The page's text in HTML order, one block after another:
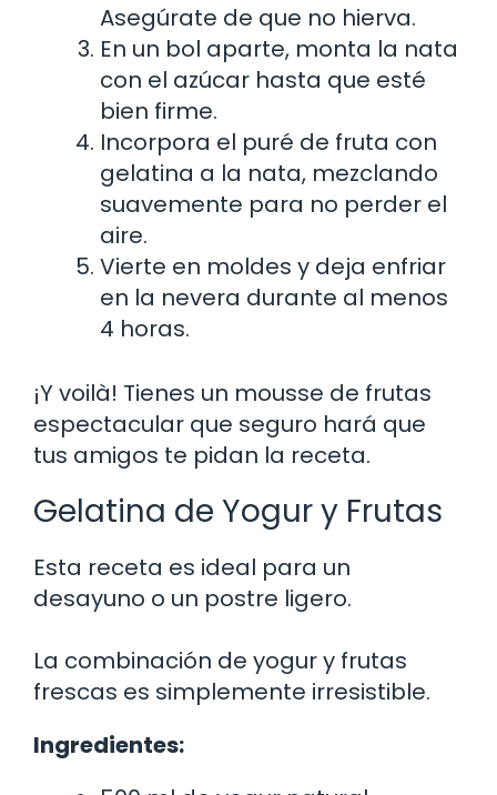
Asegúrate de que no hierva.
En un bol aparte, monta la nata
con el azúcar hasta que esté
bien firme.
Incorpora el puré de fruta con
gelatina a la nata, mezclando
suavemente para no perder el
aire.
Vierte en moldes y deja enfriar
en la nevera durante al menos
4 horas.
¡Y voilà! Tienes un mousse de frutas
espectacular que seguro hará que
tus amigos te pidan la receta.
Gelatina de Yogur y Frutas
Esta receta es ideal para un
desayuno o un postre ligero.
La combinación de yogur y frutas
frescas es simplemente irresistible.
Ingredientes: